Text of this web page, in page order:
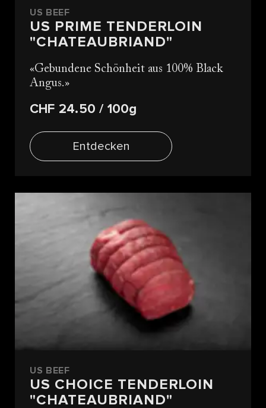
US BEEF
US PRIME TENDERLOIN
"CHATEAUBRIAND"
Gebundene Schönheit aus 100% Black
Angus.
CHF 24.50/ 100g
Entdecken
US BEEF
US CHOICE TENDERLOIN
"CHATEAUBRIAND"